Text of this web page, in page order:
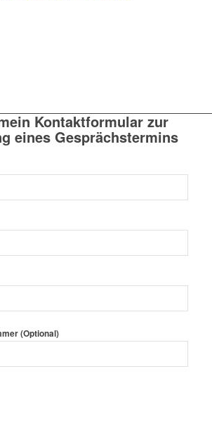
Kontaktformular zur
eines Gesprächstermins
(Optional)